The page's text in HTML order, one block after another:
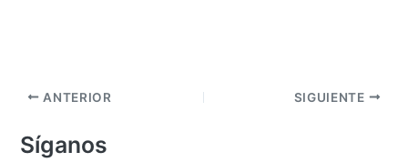
ANTERIOR SIGUIENTE
Síganos